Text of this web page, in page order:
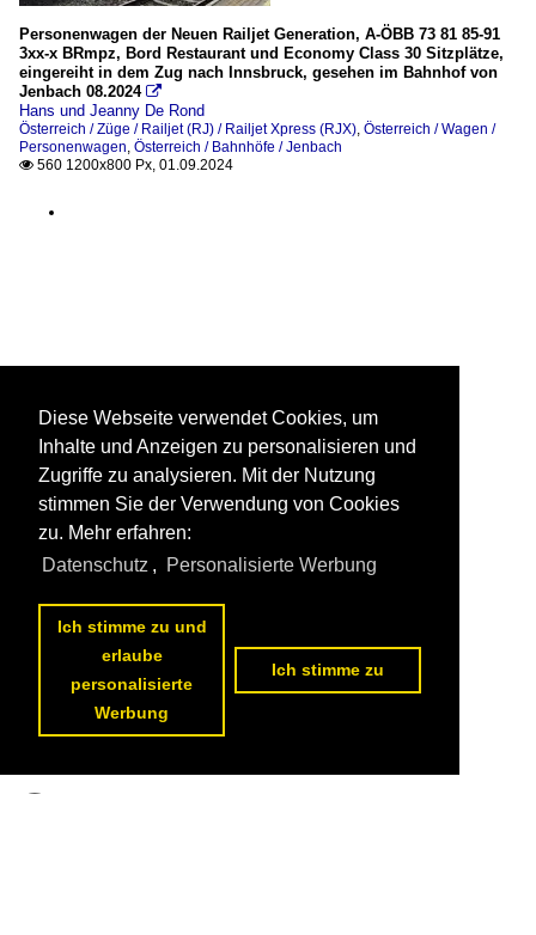
Personenwagen der Neuen Railjet Generation, A-ÖBB 73 81 85-91
3xx-x BRmpz, Bord Restaurant und Economy Class 30 Sitzplätze,
eingereiht in dem Zug nach Innsbruck, gesehen im Bahnhof von
Jenbach 08.2024 
Hans und Jeanny De Rond
Österreich / Züge / Railjet (RJ) / Railjet Xpress (RJX), Österreich / Wagen /
Personenwagen, Österreich / Bahnhöfe / Jenbach
 560 1200x800 Px, 01.09.2024
Diese Webseite verwendet Cookies, um
Inhalte und Anzeigen zu personalisieren und
Zugriffe zu analysieren. Mit der Nutzung
stimmen Sie der Verwendung von Cookies
zu. Mehr erfahren:
Datenschutz , Personalisierte Werbung
Ich stimme zu und
erlaube
personalisierte
Werbung
Ich stimme zu